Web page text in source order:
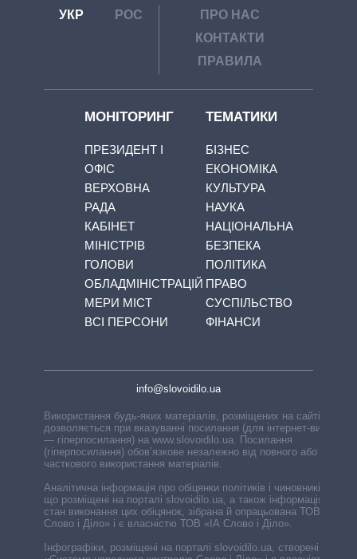
УКР РОС
ПРО НАС
КОНТАКТИ
ПРАВИЛА
МОНІТОРИНГ
ПРЕЗИДЕНТ І
ОФІС
ВЕРХОВНА
РАДА
КАБІНЕТ
МІНІСТРІВ
ГОЛОВИ
ОБЛАДМІНІСТРАЦІЙ
МЕРИ МІСТ
ВСІ ПЕРСОНИ
ТЕМАТИКИ
БІЗНЕС
ЕКОНОМІКА
КУЛЬТУРА
НАУКА
НАЦІОНАЛЬНА
БЕЗПЕКА
ПОЛІТИКА
ПРАВО
СУСПІЛЬСТВО
ФІНАНСИ
info@slovoidilo.ua
Використання будь-яких матеріалів, розміщених на сайті,
дозволяється при вказуванні посилання (для інтернет-видань
— гіперпосилання) на www.slovoidilo.ua. Посилання
(гіперпосилання) обов’язкове незалежно від повного або
часткового використання матеріалів.
Аналітична інформація про обіцянки політиків і чиновників,
що розміщені на порталі slovoidilo.ua, а також інформація про
стан виконання цих обіцянок, зібрана й опрацьована ТОВ «ІА
Слово і Діло» і є власністю ТОВ «ІА Слово і Діло».
Інфографіки, розміщені на порталі slovoidilo.ua, створені ГО